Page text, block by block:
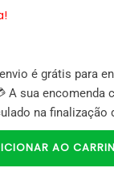
é grátis para
A sua encomenda
na finalização
AO